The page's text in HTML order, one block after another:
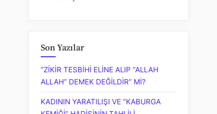
Son Yazılar
“ZİKİR TESBİHİ ELİNE ALIP “ALLAH
ALLAH” DEMEK DEĞİLDİR” Mİ?
KADININ YARATILIŞI VE “KABURGA